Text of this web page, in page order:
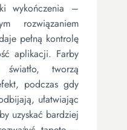
wykończenia –
rozwiązaniem
pełną kontrolę
aplikacji. Farby
światło, tworzą
podczas gdy
ułatwiając
uzyskać bardziej